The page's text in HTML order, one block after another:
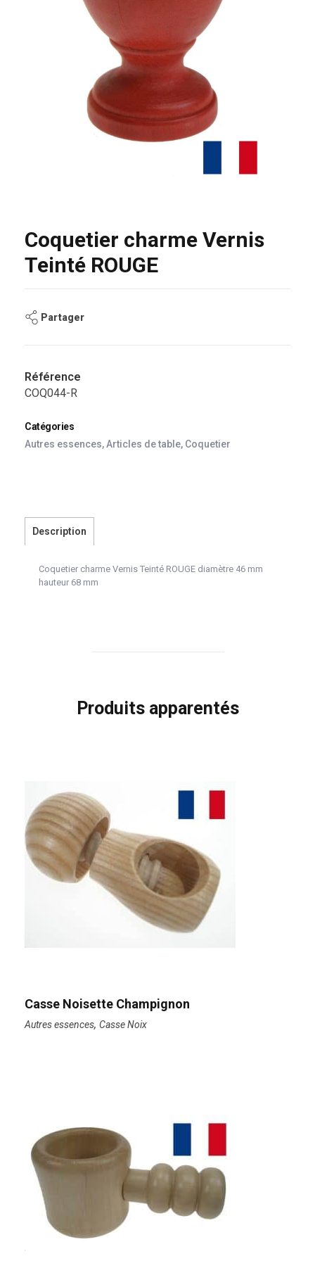
Coquetier charme Vernis
Teinté ROUGE
Partager
Référence
COQ044-R
Catégories
Autres essences,Articles de table, Coquetier
Description
Coquetier charme Vernis Teinté ROUGE diamètre 46 mm
hauteur 68 mm
Produits apparentés
Casse Noisette Champignon
Autres essences, Casse Noix